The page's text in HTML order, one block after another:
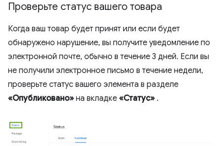
Проверьте статус вашего товара
Когда ваш товар будет принят или если будет
обнаружено нарушение, вы получите уведомление по
электронной почте, обычно в течение 3 дней. Если вы
не получили электронное письмо в течение недели,
проверьте статус вашего элемента в разделе
«Опубликовано» на вкладке «Статус» .